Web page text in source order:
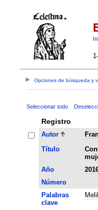
Opciones de búsqueda y
Seleccionar todo
Registro
Autor
Título
Año
Número
Palabras
clave